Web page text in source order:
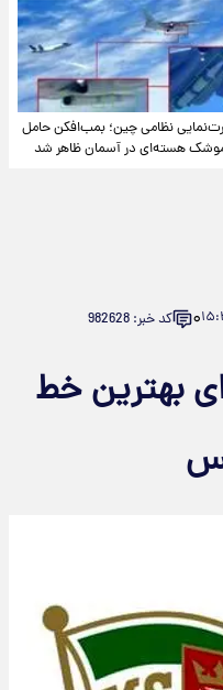
نظامی چین؛ بمب‌افکن حامل
هسته‌ای در آسمان ظاهر شد
۰ کد خبر: 982628
بهترین خط